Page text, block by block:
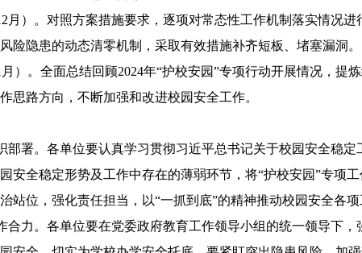
月）。对照方案措施要求，逐项对常态性工作机制落实情况
险隐患的动态清零机制，采取有效措施补齐短板、堵塞漏洞。
月）。全面总结回顾2024年“护校安园”专项行动开展情况，
思路方向，不断加强和改进校园安全工作。
部署。各单位要认真学习贯彻习近平总书记关于校园安全稳
安全稳定形势及工作中存在的薄弱环节，将“护校安园”专项
站位，强化责任担当，以“一抓到底”的精神推动校园安全各项
合力。各单位要在党委政府教育工作领导小组的统一领导下